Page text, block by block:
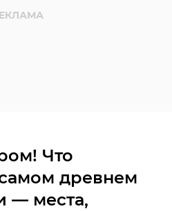
Что
древнем
— места,